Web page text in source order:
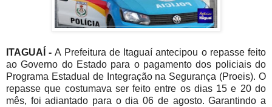
ITAGUAÍ -A Prefeitura de Itaguaí antecipou o repasse feito
ao Governo do Estado para o pagamento dos policiais do
Programa Estadual de Integração na Segurança (Proeis). O
repasse que costumava ser feito entre os dias 15 e 20 do
mês, foi adiantado para o dia 06 de agosto. Garantindo a